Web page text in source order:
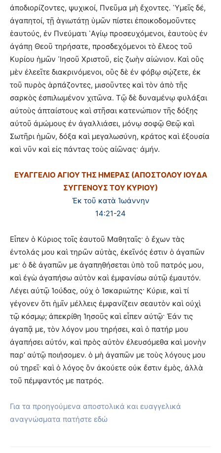
ἀποδιορίζοντες, ψυχικοί, Πνεῦμα μὴ ἔχοντες. ῾Υμεῖς δέ,
ἀγαπητοί, τῇ ἁγιωτάτῃ ὑμῶν πίστει ἐποικοδομοῦντες
ἑαυτούς, ἐν Πνεύματι ῾Αγίῳ προσευχόμενοι, ἑαυτοὺς ἐν
ἀγάπῃ Θεοῦ τηρήσατε, προσδεχόμενοι τὸ ἔλεος τοῦ
Κυρίου ἡμῶν ᾽Ιησοῦ Χριστοῦ, εἰς ζωὴν αἰώνιον. Καὶ οὓς
μὲν ἐλεεῖτε διακρινόμενοι, οὓς δὲ ἐν φόβῳ σῴζετε, ἐκ
τοῦ πυρὸς ἁρπάζοντες, μισοῦντες καὶ τὸν ἀπὸ τῆς
σαρκὸς ἐσπιλωμένον χιτῶνα. Τῷ δὲ δυναμένῳ φυλάξαι
αὐτοὺς ἀπταίστους καὶ στῆσαι κατενώπιον τῆς δόξης
αὐτοῦ ἀμώμους ἐν ἀγαλλιάσει, μόνῳ σοφῷ Θεῷ καὶ
Σωτῆρι ἡμῶν, δόξα καὶ μεγαλωσύνη, κράτος καὶ ἐξουσία
καὶ νῦν καὶ εἰς πάντας τοὺς αἰῶνας· ἀμήν.
ΕΥΑΓΓΕΛΙΟ ΑΓΙΟΥ ΤΗΣ ΗΜΕΡΑΣ (ΑΠΟΣΤΟΛΟΥ ΙΟΥΔΑ
ΣΥΓΓΕΝΟΥΣ ΤΟΥ ΚΥΡΙΟΥ)
Ἐκ τοῦ κατὰ Ἰωάννην
14:21-24
Εἶπεν ὁ Κύριος τοῖς ἑαυτοῦ Μαθηταῖς· ὁ ἔχων τὰς
ἐντολάς μου καὶ τηρῶν αὐτὰς, ἐκεῖνός ἐστιν ὁ ἀγαπῶν
με· ὁ δὲ ἀγαπῶν με ἀγαπηθήσεται ὑπὸ τοῦ πατρός μου,
καὶ ἐγὼ ἀγαπήσω αὐτὸν καὶ ἐμφανίσω αὐτῷ ἐμαυτόν.
Λέγει αὐτῷ Ἰούδας, οὐχ ὁ Ἰσκαριώτης· Κύριε, καὶ τί
γέγονεν ὅτι ἡμῖν μέλλεις ἐμφανίζειν σεαυτὸν καὶ οὐχὶ
τῷ κόσμῳ; ἀπεκρίθη Ἰησοῦς καὶ εἶπεν αὐτῷ· Ἐάν τις
ἀγαπᾷ με, τὸν λόγον μου τηρήσει, καὶ ὁ πατήρ μου
ἀγαπήσει αὐτόν, καὶ πρὸς αὐτὸν ἐλευσόμεθα καὶ μονὴν
παρ’ αὐτῷ ποιήσομεν. ὁ μὴ ἀγαπῶν με τοὺς λόγους μου
οὐ τηρεῖ· καὶ ὁ λόγος ὃν ἀκούετε οὐκ ἔστιν ἐμὸς, ἀλλὰ
τοῦ πέμψαντός με πατρός.
Για τα προηγούμενα αποστολικά και ευαγγελικά
αναγνώσματα πατήστε εδώ